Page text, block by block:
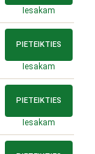
Iesakam
PIETEIKTIES
Iesakam
PIETEIKTIES
Iesakam